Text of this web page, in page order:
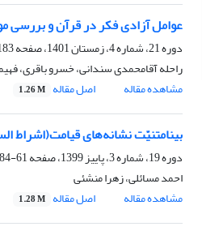
عوامل آزادی فکر در قرآن و بررسی
دوره 21، شماره 4، زمستان 1401، صفحه
210
راحله آقامحمدی سندانی، خسرو باقری،
مشاهده مقاله
اصل مقاله 1.26 M
بینامتنیّت نشانه‌های قیامت(اشراط
دوره 19، شماره 3، پاییز 1399، صفحه
61-84
احمد مسائلی، زهرا منشئی
مشاهده مقاله
اصل مقاله 1.28 M